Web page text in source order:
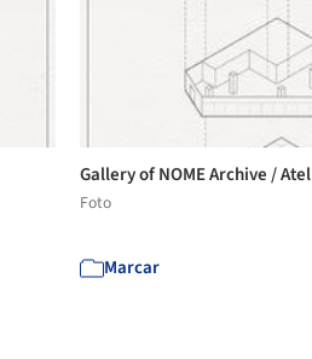
Gallery of NOME Archive /
Foto
Marcar